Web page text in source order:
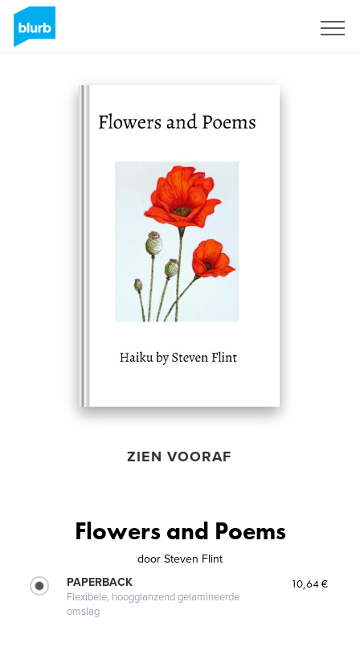
ZIEN VOORAF
Flowers and Poems
door Steven Flint
PAPERBACK
Flexibele, hoogglanzend gelamineerde
omslag
10,64 €